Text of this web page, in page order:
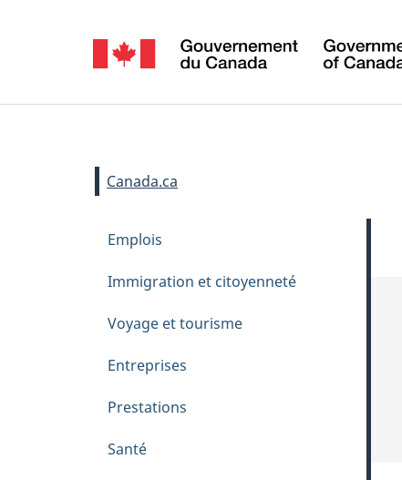
Sélection
de
la
langue
connecter
Canada.ca
MPasser
contenu
Emplois
Immigration et citoyenneté
Voyage et tourisme
Entreprises
Prestations
Santé